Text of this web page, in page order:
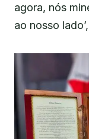
agora, nós
ao nosso